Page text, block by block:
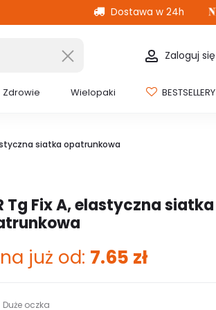
Dostawa w 24h
Zaloguj się
Zdrowie Wielopaki BESTSELLERY
siatka opatrunkowa
Tg Fix A, elastyczna siatka
już od: 7.65 zł
Duże oczka